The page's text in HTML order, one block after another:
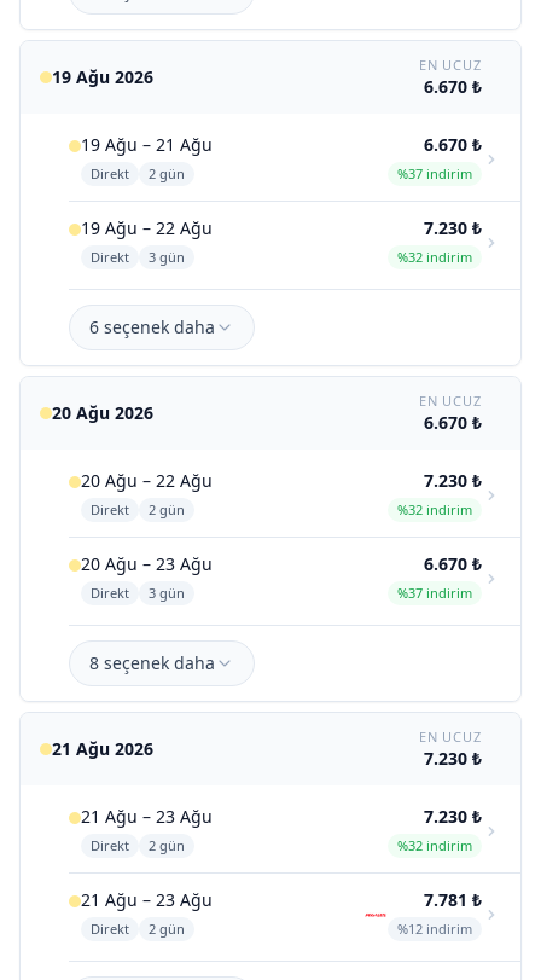
19 Ağu 2026
EN UCUZ
6.670 ₺
19 Ağu – 21 Ağu
Direkt 2 gün
6.670 ₺
%37 indirim
19 Ağu – 22 Ağu
Direkt 3 gün
7.230 ₺
%32 indirim
6 seçenek daha
20 Ağu 2026
EN UCUZ
6.670 ₺
20 Ağu – 22 Ağu
Direkt 2 gün
7.230 ₺
%32 indirim
20 Ağu – 23 Ağu
Direkt 3 gün
6.670 ₺
%37 indirim
8 seçenek daha
21 Ağu 2026
EN UCUZ
7.230 ₺
21 Ağu – 23 Ağu
Direkt 2 gün
7.230 ₺
%32 indirim
21 Ağu – 23 Ağu
Direkt 2 gün
7.781 ₺
%12 indirim